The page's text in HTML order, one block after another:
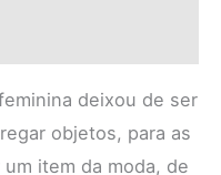
deixou de ser
objetos, para as
item da moda, de